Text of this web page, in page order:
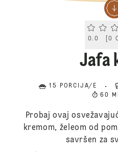
0.0 [0
Jafa
15 PORCIJA/E
60
Probaj ovaj
kremom, želeom od
savršen za